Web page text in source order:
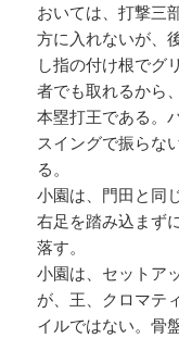
おいては、打撃三
方に入れないが、
し指の付け根でグ
者でも取れるから
本塁打王である。
スイングで振らな
る。
小園は、門田と同
右足を踏み込まず
落す。
小園は、セットア
が、王、クロマテ
イルではない。骨